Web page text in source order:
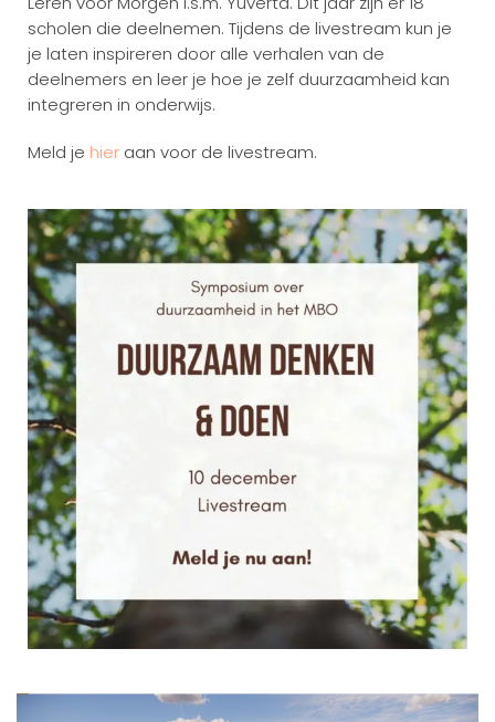
scholen die deelnemen. Tijdens de livestream kun je
je laten inspireren door alle verhalen van de
deelnemers en leer je hoe je zelf duurzaamheid kan
integreren in onderwijs.
Meld je hier aan voor de livestream.